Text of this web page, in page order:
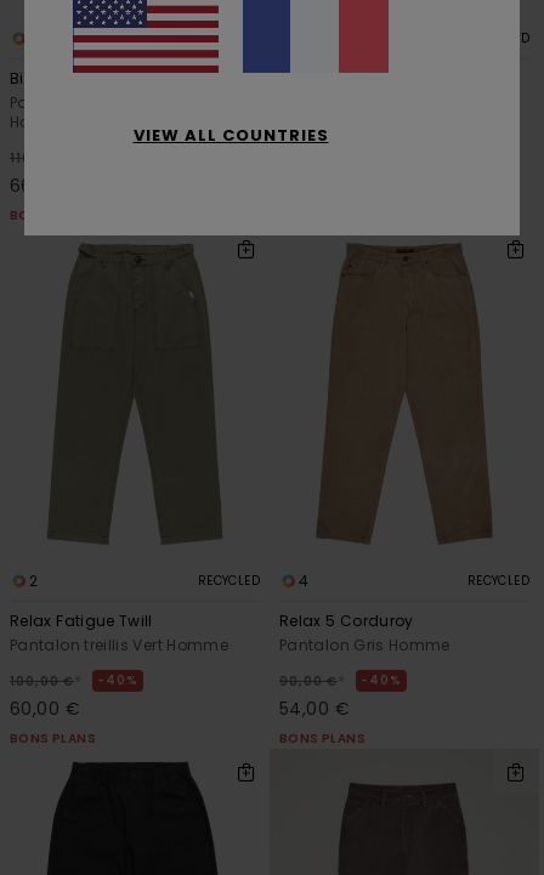
RECYCLED
Big Carpenter Canvas
Pantalon baggy Marron
Homme
110,00 €
66,00 €
BONS PLANS
RECYCLED
Bigfoot Big 5 Canvas
2 RECYCLED
Relax Fatigue Twill
Pantalon treillis Vert Homme
100,00 € 40%
60,00 €
BONS PLANS
4 RECYCLED
Relax 5 Corduroy
Pantalon Gris Homme
90,00 € 40%
54,00 €
BONS PLANS
VIEW ALL COUNTRIES